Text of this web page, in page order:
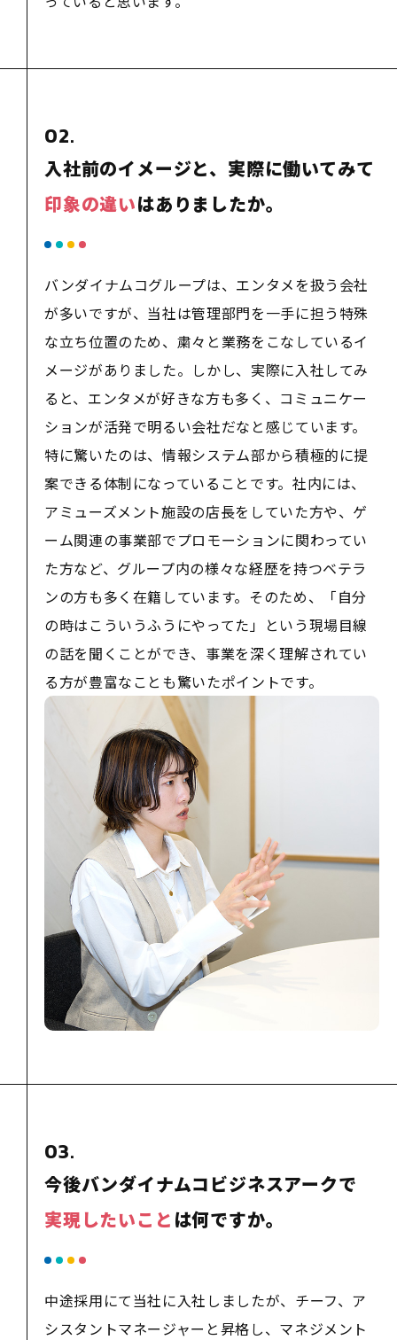
02.
入社前のイメージと、実際に働いてみて
印象の違いはありましたか。
バンダイナムコグループは、エンタメを扱う会社
が多いですが、当社は管理部門を一手に担う特殊
な立ち位置のため、粛々と業務をこなしているイ
メージがありました。しかし、実際に入社してみ
ると、エンタメが好きな方も多く、コミュニケー
ションが活発で明るい会社だなと感じています。
特に驚いたのは、情報システム部から積極的に提
案できる体制になっていることです。社内には、
アミューズメント施設の店長をしていた方や、ゲ
ーム関連の事業部でプロモーションに関わってい
た方など、グループ内の様々な経歴を持つベテラ
ンの方も多く在籍しています。そのため、「自分
の時はこういうふうにやってた」という現場目線
の話を聞くことができ、事業を深く理解されてい
る方が豊富なことも驚いたポイントです。
03.
今後バンダイナムコビジネスアークで
実現したいこと は何ですか。
中途採用にて当社に入社しましたが、チーフ、ア
シスタントマネージャーと昇格し、マネジメント